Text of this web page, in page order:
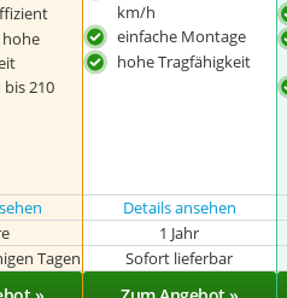
bis 210
km/h
einfache Montage
hohe Tragfähigkeit
Details ansehen
1 Jahr
Tagen Sofort lieferbar